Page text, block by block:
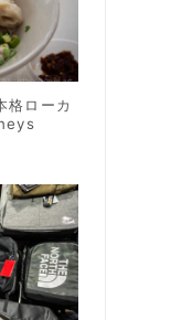
格ローカ